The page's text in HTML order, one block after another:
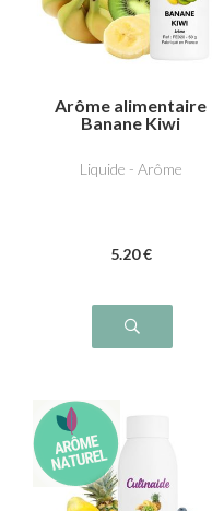
Arôme alimentaire
Banane Kiwi
Liquide - Arôme
5.20 €